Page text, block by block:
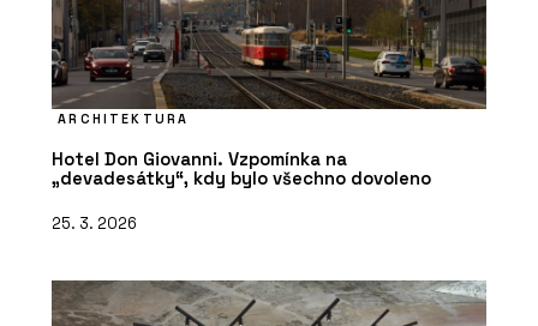
ARCHITEKTURA
Hotel Don Giovanni. Vzpomínka na
„devadesátky“, kdy bylo všechno dovoleno
25. 3. 2026